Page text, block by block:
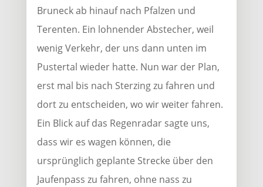
Bruneck ab hinauf nach Pfalzen und
Terenten. Ein lohnender Abstecher, weil
wenig Verkehr, der uns dann unten im
Pustertal wieder hatte. Nun war der Plan,
erst mal bis nach Sterzing zu fahren und
dort zu entscheiden, wo wir weiter fahren.
Ein Blick auf das Regenradar sagte uns,
dass wir es wagen können, die
ursprünglich geplante Strecke über den
Jaufenpass zu fahren, ohne nass zu